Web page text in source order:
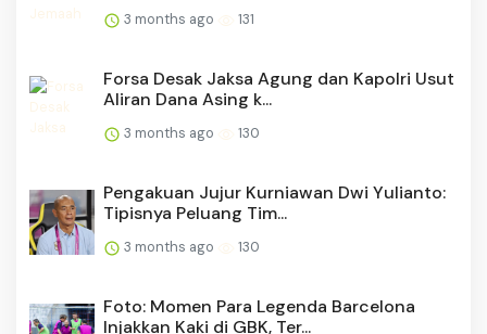
3 months ago 131
Forsa Desak Jaksa Agung dan Kapolri Usut
Aliran Dana Asing k...
3 months ago 130
Pengakuan Jujur Kurniawan Dwi Yulianto:
Tipisnya Peluang Tim...
3 months ago 130
Foto: Momen Para Legenda Barcelona
Injakkan Kaki di GBK, Ter...